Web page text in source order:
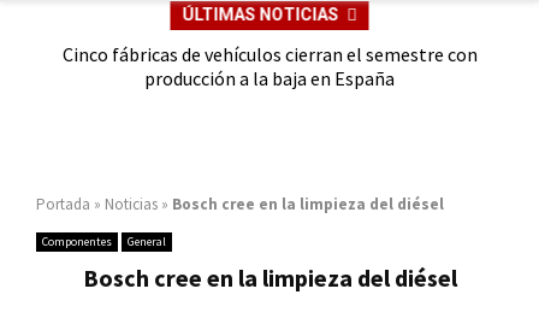
ÚLTIMAS NOTICIAS
Cinco fábricas de vehículos cierran el semestre con
producción a la baja en España
Portada » Noticias » Bosch cree en la limpieza del diésel
Componentes General
Bosch cree en la limpieza del diésel